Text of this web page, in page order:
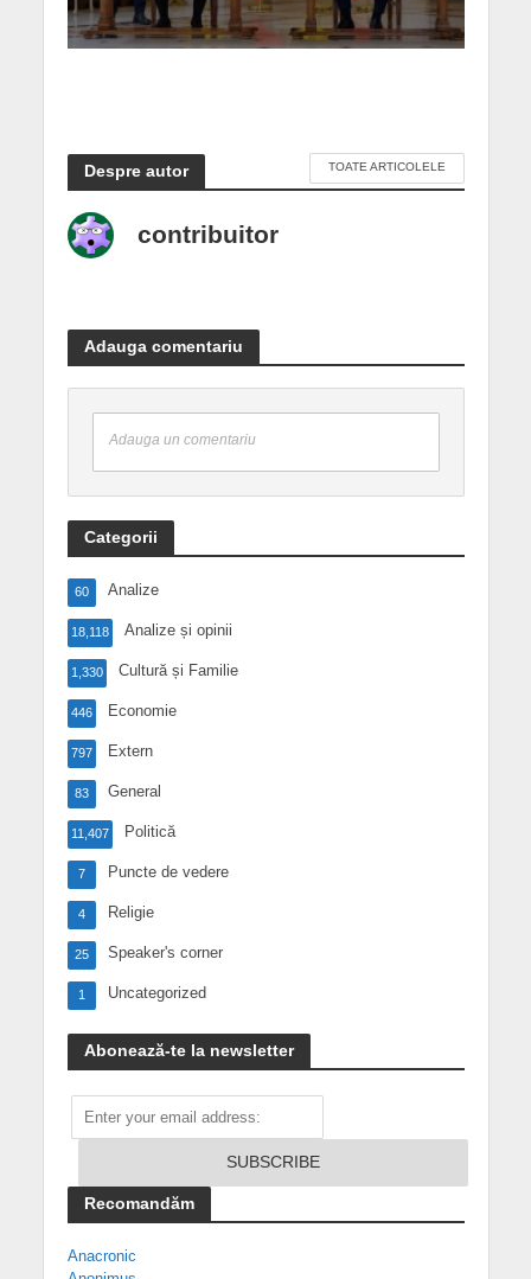
Despre autor TOATE ARTICOLELE
contribuitor
Adauga comentariu
Adauga un comentariu
Categorii
Analize
60
Analize și opinii
18,118
Cultură și Familie
1,330
Economie
446
Extern
797
General
83
Politică
11,407
Puncte de vedere
7
Religie
4
Speaker's corner
25
Uncategorized
1
Abonează-te la newsletter
Recomandăm
Anacronic